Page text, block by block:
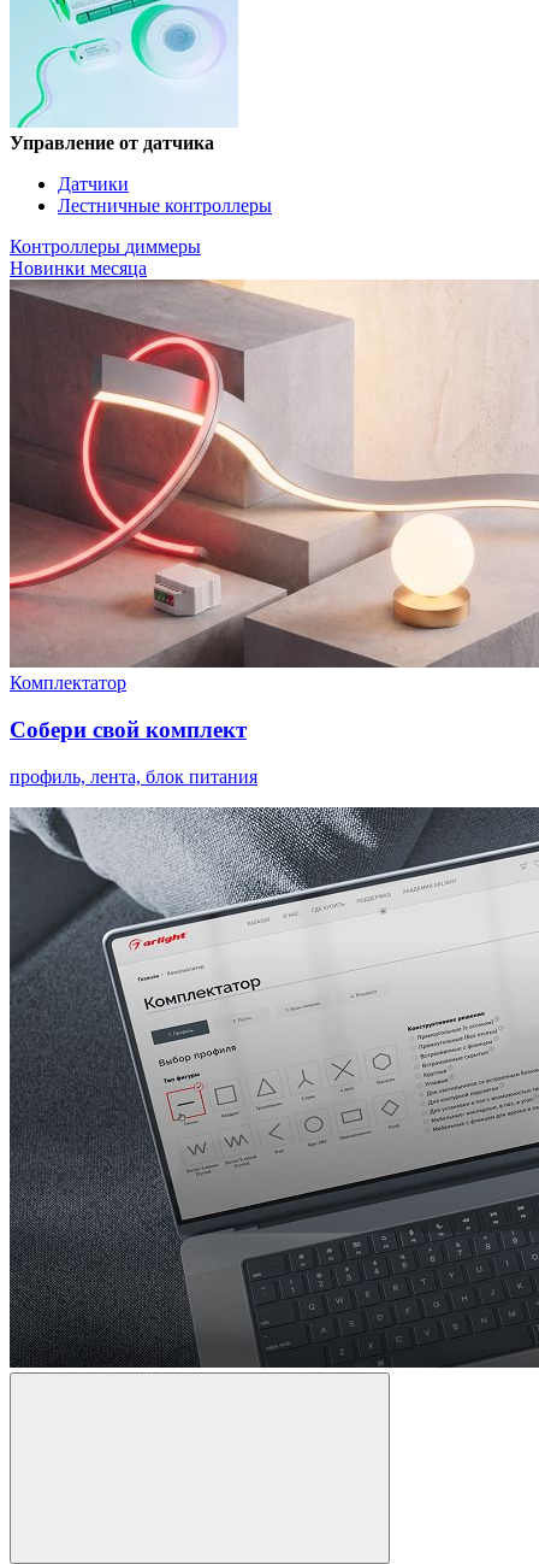
Управление от датчика
Датчики
Лестничные контроллеры
Контроллеры диммеры
Новинки месяца
Комплектатор
Собери свой комплект
профиль, лента, блок питания